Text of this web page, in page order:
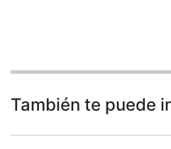
También te puede